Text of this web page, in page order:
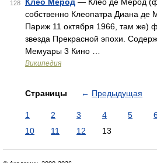
128
собственно Клеопатра Диана де
Париж 11 октября 1966, там же)
звезда Прекрасной эпохи.
Мемуары 3 Кино …
Википедия
Страницы ← Предыдущая
1 2 3 4 5
10
11 12 13